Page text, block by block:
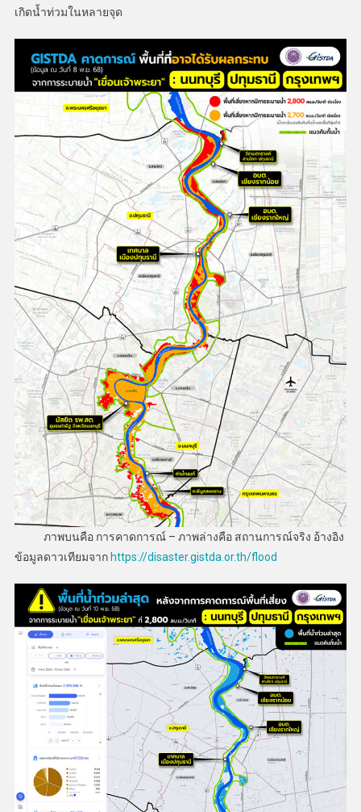
เกิดน้ำท่วมในหลายจุด
ภาพบนคือ การคาดการณ์ – ภาพล่างคือ สถานการณ์จริง อ้างอิง
ข้อมูลดาวเทียมจาก https://disaster.gistda.or.th/flood